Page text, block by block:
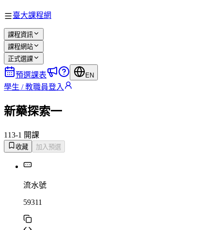
臺大課程網
課程資訊
課程網站
正式選課
預選課表 EN
學生 / 教職員登入
新藥探索一
113-1 開課
收藏 加入預選
流水號
59311